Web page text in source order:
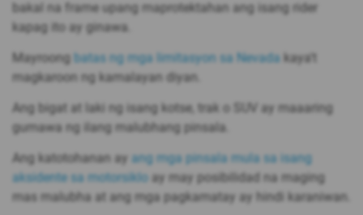
bakal na frame upang maprotektahan ang isang rider
kapag ito ay ginawa.
Mayroong batas ng mga limitasyon sa Nevada kaya't
magkaroon ng kamalayan diyan.
Ang bigat at laki ng isang kotse, trak o SUV ay maaaring
gumawa ng ilang malubhang pinsala.
Ang katotohanan ay ang mga pinsala mula sa isang
aksidente sa motorsiklo ay may posibilidad na maging
mas malubha at ang mga pagkamatay ay hindi karaniwan.